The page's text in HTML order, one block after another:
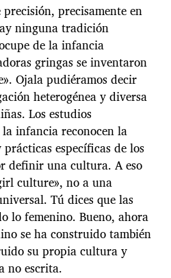
precisamente en
ninguna tradición
de la infancia
gringas se inventaron
Ojala pudiéramos decir
heterogénea y diversa
Los estudios
infancia reconocen la
específicas de los
definir una cultura. A eso
culture», no a una
Tú dices que las
lo femenino. Bueno, ahora
se ha construido también
su propia cultura y
no escrita.